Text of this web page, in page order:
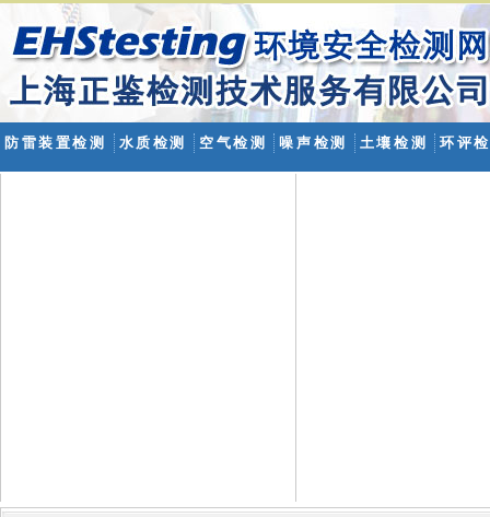
防雷装置检测 水质检测 空气检测 噪声检测 土壤检测 环评